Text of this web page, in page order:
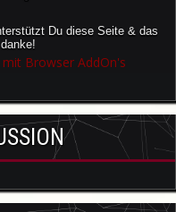
Du diese Seite & das
Browser AddOn's